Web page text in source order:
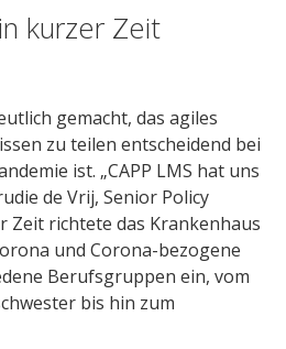
kurzer Zeit
gemacht, das agiles
zu teilen entscheidend bei
ist. „CAPP LMS hat uns
de Vrij, Senior Policy
Zeit richtete das Krankenhaus
und Corona-bezogene
Berufsgruppen ein, vom
bis hin zum